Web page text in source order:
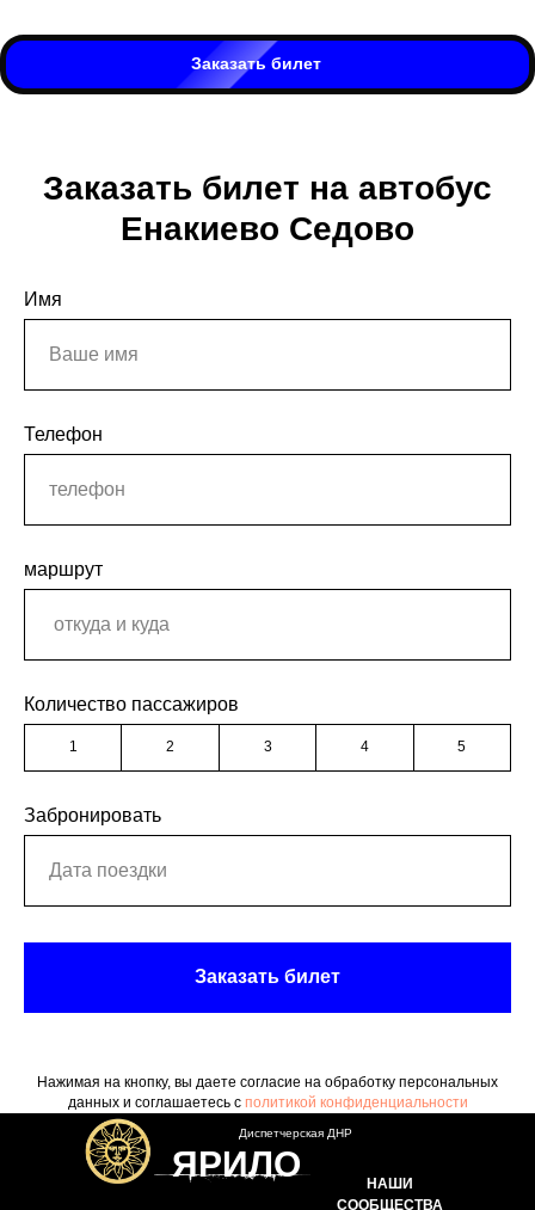
Заказать билет
Заказать билет на автобус
Енакиево Седово
Имя
Телефон
маршрут
Количество пассажиров
1 2 3 4 5
Забронировать
Заказать билет
Нажимая на кнопку, вы даете согласие на обработку персональных
данных и соглашаетесь c политикой конфиденциальности
Диспетчерская ДНР
ЯРИЛО
НАШИ
СООБЩЕСТВА